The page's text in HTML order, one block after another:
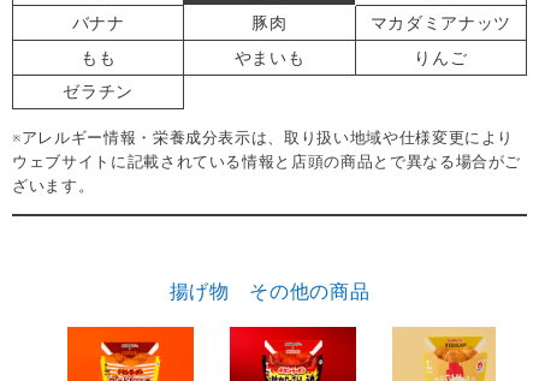
バナナ
豚肉
マカダミアナッツ
もも
やまいも
りんご
ゼラチン
※アレルギー情報・栄養成分表示は、取り扱い地域や仕様変更により
ウェブサイトに記載されている情報と店頭の商品とで異なる場合がご
ざいます。
揚げ物 その他の商品